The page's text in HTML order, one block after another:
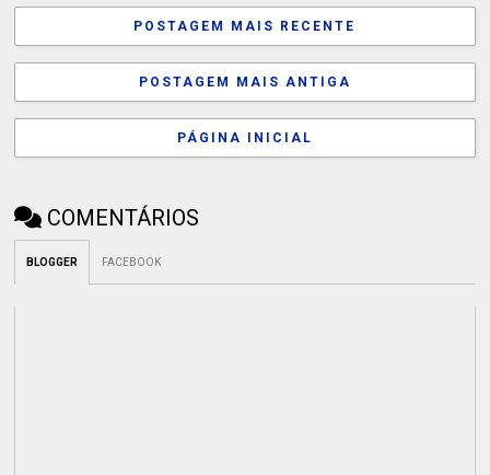
POSTAGEM MAIS RECENTE
POSTAGEM MAIS ANTIGA
PÁGINA INICIAL
COMENTÁRIOS
BLOGGER FACEBOOK